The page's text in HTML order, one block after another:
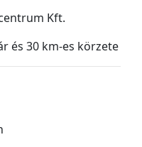
Kft.
és 30 km-es körzete